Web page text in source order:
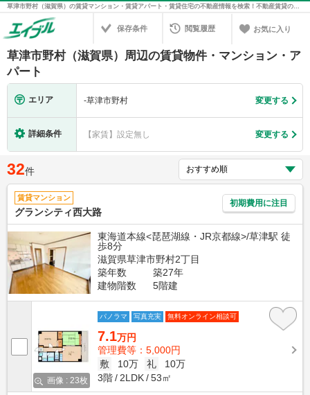
草津市野村（滋賀県）の賃貸マンション・賃貸アパート・賃貸住宅の不動産情報を検索！不動産賃貸の物件探しは、お部屋探しのエイブル
保存条件 閲覧履歴 お気に入り
草津市野村（滋賀県）周辺の賃貸物件・マンション・ア
パート
エリア -草津市野村 変更する
詳細条件 【家賃】設定無し 変更する
32件
賃貸マンション
グランシティ西大路
初期費用に注目
東海道本線<琵琶湖線・JR京都線>/草津駅 徒
歩8分
滋賀県草津市野村2丁目
築年数
築27年
建物階数
5階建
画像 : 23枚
パノラマ 写真充実 無料オンライン相談可
7.1万円
管理費等：5,000円
敷
10万 礼
10万
3階
2LDK 53㎡